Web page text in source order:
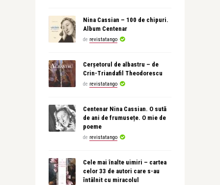
Nina Cassian – 100 de chipuri.
Album Centenar
de revistatango
Cerșetorul de albastru – de
Crin-Triandafil Theodorescu
de revistatango
Centenar Nina Cassian. O sută
de ani de frumusețe. O mie de
poeme
de revistatango
Cele mai înalte uimiri – cartea
celor 33 de autori care s-au
întâlnit cu miracolul